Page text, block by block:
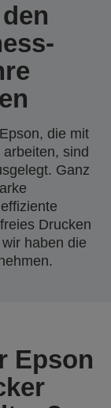
die mit
arbeiten, sind
Ganz
Drucken
haben die
Epson